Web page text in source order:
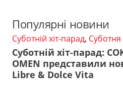
Популярні новини
Суботній хіт-парад, Суботня
Суботній хіт-парад:
OMEN представили
Libre & Dolce Vita